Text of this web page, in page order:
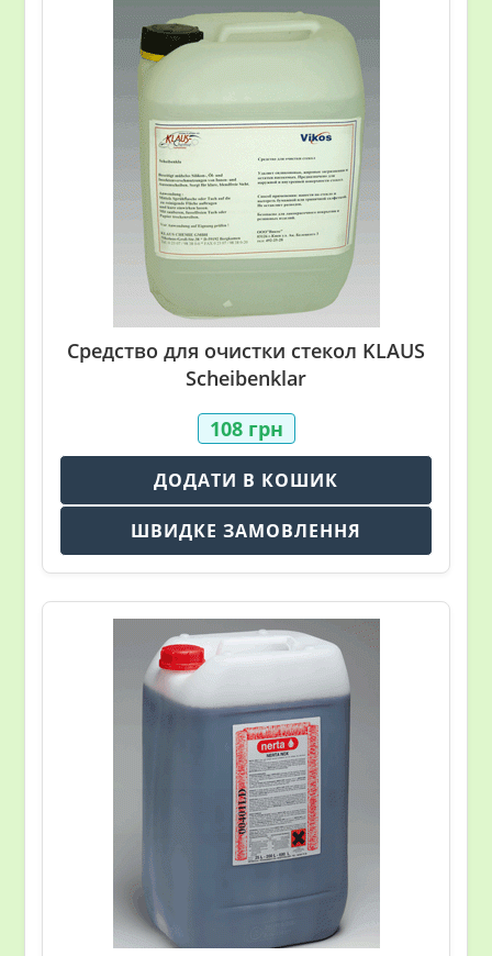
Средство для очистки стекол KLAUS
Scheibenklar
108 грн
ДОДАТИ В КОШИК
ШВИДКЕ ЗАМОВЛЕННЯ